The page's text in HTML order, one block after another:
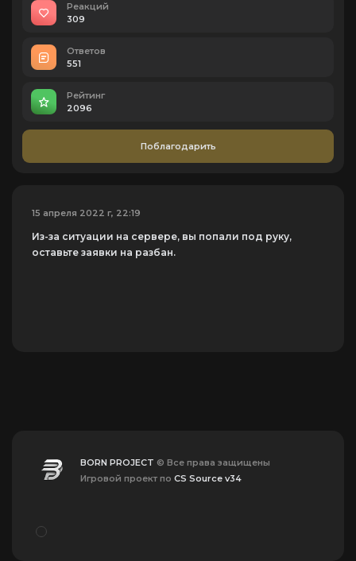
Реакций
309
Ответов
551
Рейтинг
2096
Поблагодарить
15 апреля 2022 г, 22:19
Из-за ситуации на сервере, вы попали под руку,
оставьте заявки на разбан.
BORN PROJECT © Все права защищены
Игровой проект по CS Source v34